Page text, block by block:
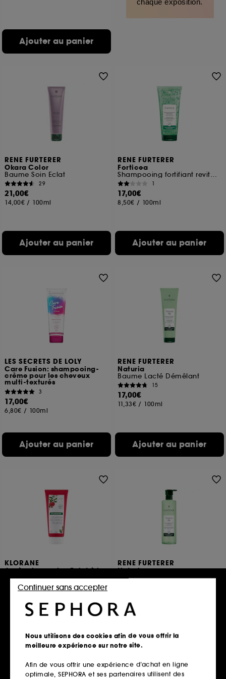
Ajouter au panier
chaque exposition.
RENE FURTERER
Okara Color
Baume Soin Eclat
29
21,00€
14,00€ / 100ml
Ajouter au panier
RENE FURTERER
Forticea
Shampooing fortifiant revitalisant
1
17,00€
8,50€ / 100ml
Ajouter au panier
LES SECRETS DE LOLY
Care Fusion: shampooing-
crème pour les cheveux
multi-texturés
3
17,00€
6,80€ / 100ml
Ajouter au panier
RENE FURTERER
Naturia
Baume Lacté Démêlant
15
17,00€
11,33€ / 100ml
Ajouter au panier
KLORANE
Après-shampoing Eclat à la
Grenade
Après-shampoing pour cheveux colorés
16,00€
/100ml
Ajouter au panier
RENE FURTERER
Naturia
Shampooing Micellaire Douceur
4,00€
Ajouter au panier
Nous utilisons des cookies afin de vous offrir la
meilleure expérience sur notre site.
Afin de vous offrir une expérience d’achat en ligne
optimale, SEPHORA et ses partenaires utilisent des
Continuer sans accepter